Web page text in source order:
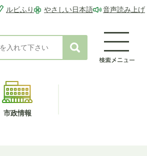
ルビふり やさしい日本語 音声読み上げ
市政情報